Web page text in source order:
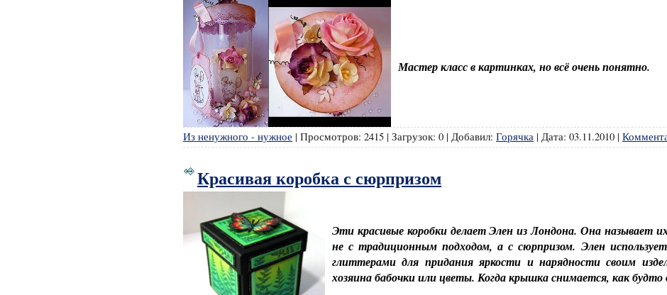
Мастер класс в картинках, но всё очень понятно.
Из ненужного - нужное | Просмотров: 2415| Загрузок: 0| Добавил: Горячка| Дата: 03.11.2010 |
Красивая коробка с сюрпризом
Эти красивые коробки делает Элен из Лондона. Она называет
не с традиционным подходом, а с сюрпризом. Элен
глиттерами для придания яркости и нарядности своим
хозяина бабочки или цветы. Когда крышка снимается, как будто